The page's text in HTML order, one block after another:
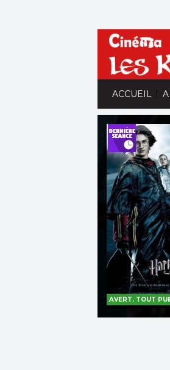
ACCUEIL |
AVERT. TOUT